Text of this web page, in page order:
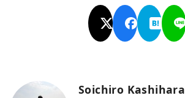
Soichiro Kashihara